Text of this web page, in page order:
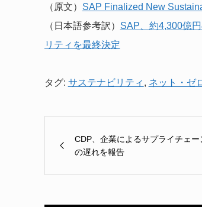
（原文） SAP Finalized New
（日本語参考訳） SAP、約4,300億
リティを最終決定
タグ: サステナビリティ , ネット・ゼ
CDP、企業によるサプライチェ
の遅れを報告